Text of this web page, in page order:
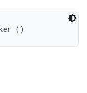
()